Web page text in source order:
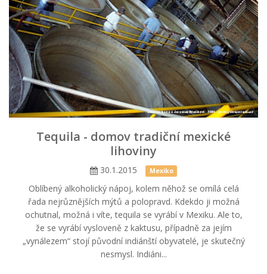
Tequila - domov tradiční mexické
lihoviny
30.1.2015 Mexiko
Oblíbený alkoholický nápoj, kolem něhož se omílá celá
řada nejrůznějších mýtů a polopravd. Kdekdo ji možná
ochutnal, možná i víte, tequila se vyrábí v Mexiku. Ale to,
že se vyrábí vysloveně z kaktusu, případně za jejím
„vynálezem“ stojí původní indiánští obyvatelé, je skutečný
nesmysl. Indiáni...